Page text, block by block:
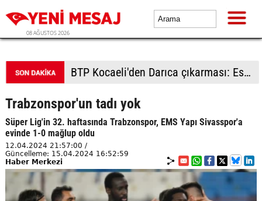
08 AĞUSTOS 2026
BTP kadrolarından Çorlu'da saha çalışması: Vatandaşlardan yoğun ilgi
Trabzonspor'un tadı yok
Süper Lig'in 32. haftasında Trabzonspor, EMS Yapı Sivasspor'a
evinde 1-0 mağlup oldu
12.04.2024 21:57:00 /
Güncelleme: 15.04.2024 16:52:59
Haber Merkezi